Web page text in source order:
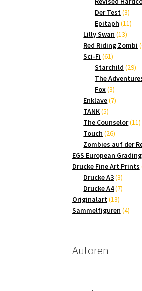
Der Test 33
Epitaph 1111
Lilly Swan 1313
Red Riding Zombi
Sci-Fi 6161
Produkte
Starchild 2929
The
Fox 33
Produkte
Enklave 77
TANK 55
Produkte
The Counselor 1111
Touch 2626
Produkte
Zombies auf der
EGS European
Drucke Fine Art Prints
Drucke A3 33
Drucke A4 77
Originalart 1313
Produkte
Sammelfiguren 44
Autoren